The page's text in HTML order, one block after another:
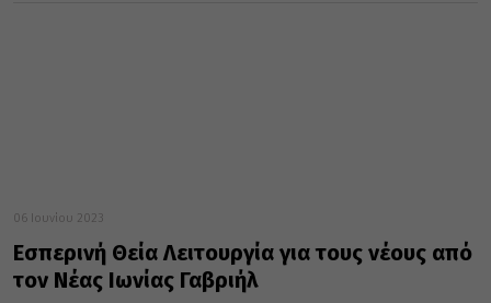
06 Ιουνίου 2023
Εσπερινή Θεία Λειτουργία για τους νέους από
τον Νέας Ιωνίας Γαβριήλ